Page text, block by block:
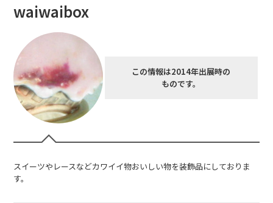
waiwaibox
この情報は2014年出展時の
ものです。
スイーツやレースなどカワイイ物おいしい物を装飾品にしておりま
す。